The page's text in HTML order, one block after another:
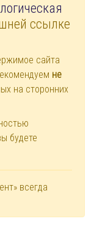
ссылке
сайта
не
на сторонних
будете
всегда